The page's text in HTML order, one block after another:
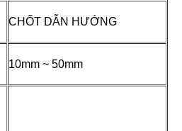
CHỐT DẪN HƯỚNG
10mm ~ 50mm